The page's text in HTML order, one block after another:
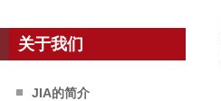
关于我们
JIA的简介